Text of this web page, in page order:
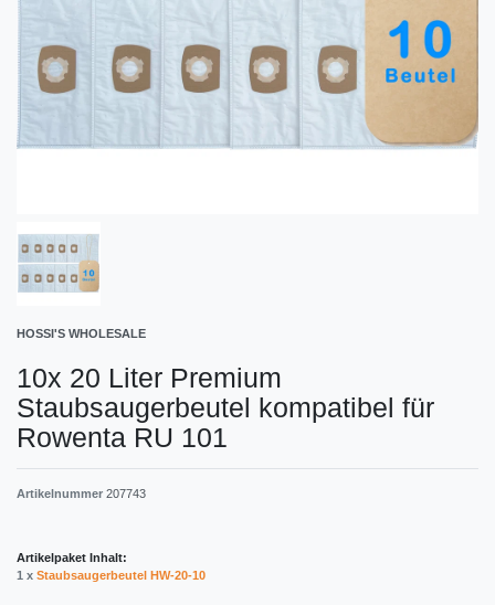
HOSSI'S WHOLESALE
10x 20 Liter Premium
Staubsaugerbeutel kompatibel für
Rowenta RU 101
Artikelnummer 207743
Artikelpaket Inhalt:
1 x Staubsaugerbeutel HW-20-10